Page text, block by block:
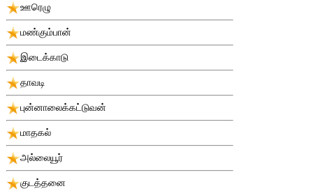
ஊரெழு
மண்கும்பான்
இடைக்காடு
தாவடி
புன்னாலைக்கட்டுவன்
மாதகல்
அல்லையூர்
குடத்தனை